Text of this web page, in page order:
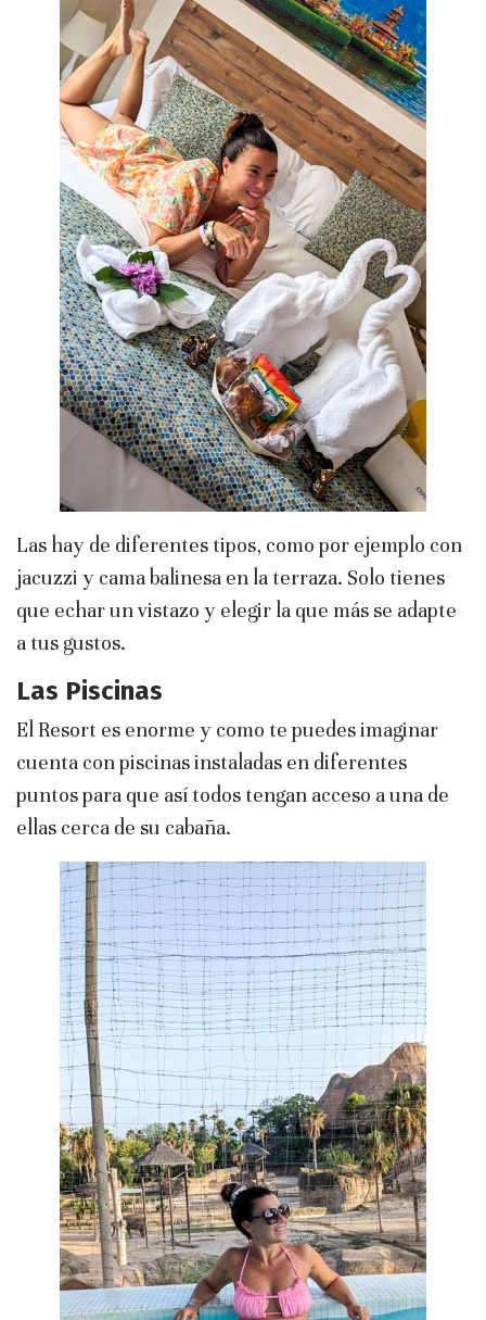
Las hay de diferentes tipos, como por ejemplo con
jacuzzi y cama balinesa en la terraza. Solo tienes
que echar un vistazo y elegir la que más se adapte
a tus gustos.
Las Piscinas
El Resort es enorme y como te puedes imaginar
cuenta con piscinas instaladas en diferentes
puntos para que así todos tengan acceso a una de
ellas cerca de su cabaña.